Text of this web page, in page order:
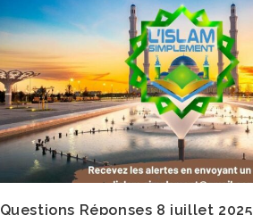
Questions Réponses 8 juillet 2025